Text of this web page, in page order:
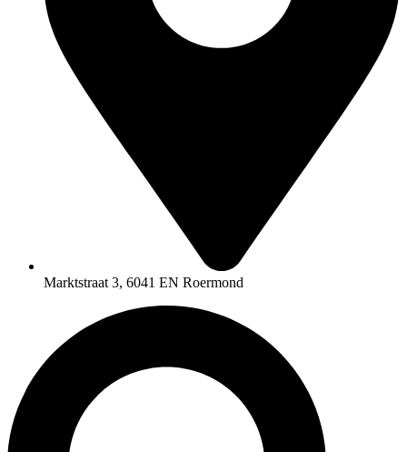
Marktstraat 3, 6041 EN Roermond